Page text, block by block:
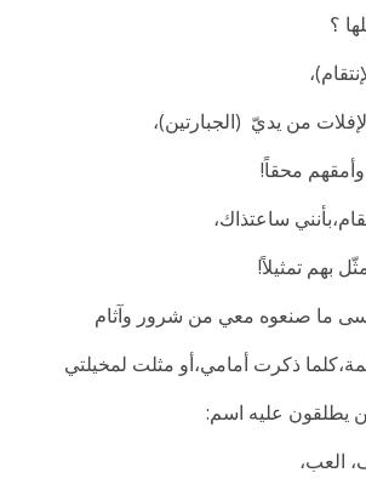
؟
من يديّ (الجبارتين)،
محقاً!
ساعتذاك،
بهم تمثيلاً!
ما صنعوه معي من شرور وآثام
ذكرت أمامي،أو مثلت لمخيلتي
من يطلقون عليه اسم:
العب،